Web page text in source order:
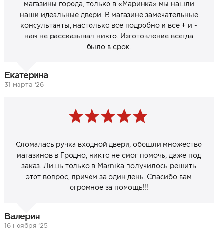
магазины города, только в «Маринка» мы нашли
наши идеальные двери. В магазине замечательные
консультанты, настолько все подробно и все + и -
нам не рассказывал никто. Изготовление всегда
было в срок.
Екатерина
31 марта ‘26
Сломалась ручка входной двери, обошли множество
магазинов в Гродно, никто не смог помочь, даже под
заказ. Лишь только в Marnika получилось решить
этот вопрос, причём за один день. Спасибо вам
огромное за помощь!!!
Валерия
16 ноября ‘25